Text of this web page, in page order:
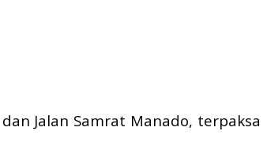
Jalan Samrat Manado, terpaksa